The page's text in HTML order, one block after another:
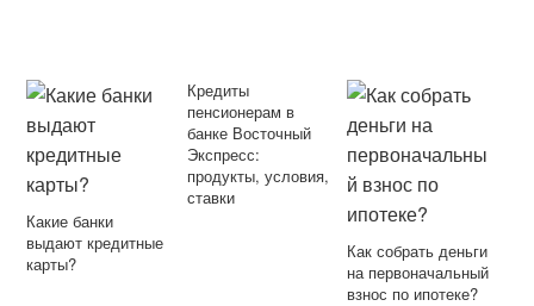
Какие банки
выдают кредитные
карты?
Кредиты
пенсионерам в
банке Восточный
Экспресс:
продукты, условия,
ставки
Как собрать деньги
на первоначальный
взнос по ипотеке?